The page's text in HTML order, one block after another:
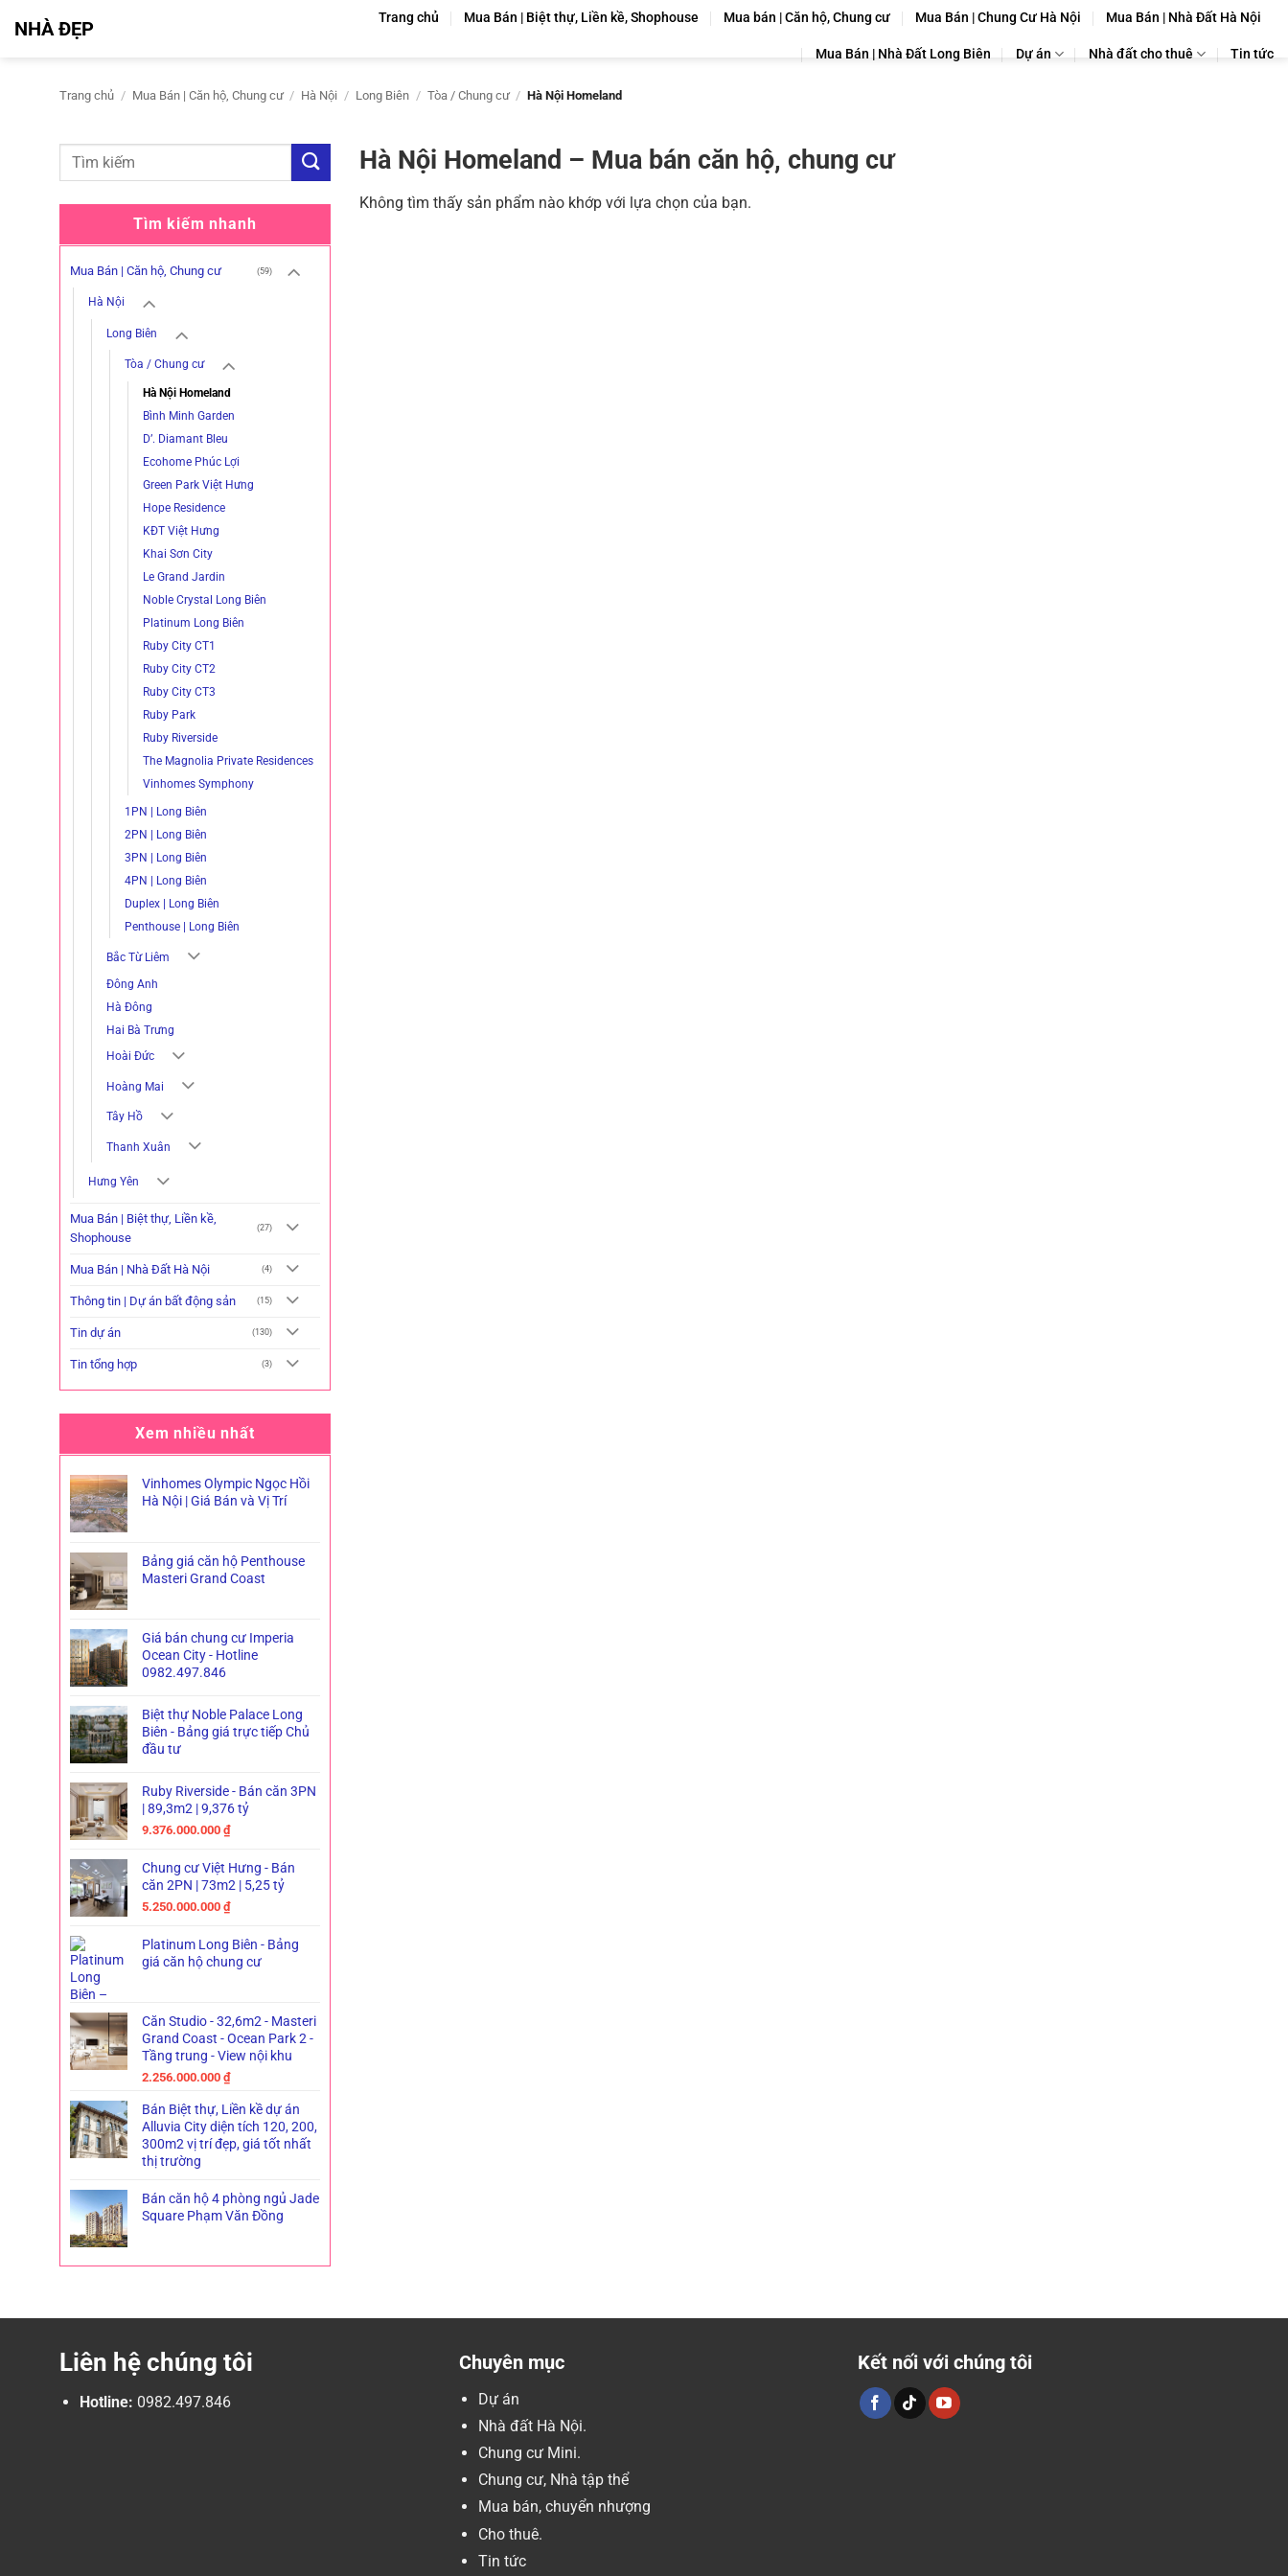
quaNHÀ ĐẸP Trang chủ Mua Bán | Biệt thự, Liền kề, Shophouse Mua bán | Căn hộ, Chung cư Mua Bán | Chung Cư Hà Nội Mua Bán | Nhà Đất Hà Nội
Mua Bán | Nhà Đất Long Biên Dự án Nhà đất cho thuê Tin tức
Trang chủ / Mua Bán | Căn hộ, Chung cư / Hà Nội / Long Biên / Tòa / Chung cư / Hà Nội Homeland
Tìm kiếm nhanh
Mua Bán | Căn hộ, Chung cư (59)
Hà Nội
Long Biên
Tòa / Chung cư
Hà Nội Homeland
Bình Minh Garden
D’. Diamant Bleu
Ecohome Phúc Lợi
Green Park Việt Hưng
Hope Residence
KĐT Việt Hưng
Khai Sơn City
Le Grand Jardin
Noble Crystal Long Biên
Platinum Long Biên
Ruby City CT1
Ruby City CT2
Ruby City CT3
Ruby Park
Ruby Riverside
The Magnolia Private Residences
Vinhomes Symphony
1PN | Long Biên
2PN | Long Biên
3PN | Long Biên
4PN | Long Biên
Duplex | Long Biên
Penthouse | Long Biên
Bắc Từ Liêm
Đông Anh
Hà Đông
Hai Bà Trưng
Hoài Đức
Hoàng Mai
Tây Hồ
Thanh Xuân
Hưng Yên
Mua Bán | Biệt thự, Liền kề,
Shophouse
(27)
Mua Bán | Nhà Đất Hà Nội (4)
Thông tin | Dự án bất động sản (15)
Tin dự án (130)
Tin tổng hợp (3)
Xem nhiều nhất
Vinhomes Olympic Ngọc Hồi
Hà Nội | Giá Bán và Vị Trí
Bảng giá căn hộ Penthouse
Masteri Grand Coast
Giá bán chung cư Imperia
Ocean City - Hotline
0982.497.846
Biệt thự Noble Palace Long
Biên - Bảng giá trực tiếp Chủ
đầu tư
Ruby Riverside - Bán căn 3PN
| 89,3m2 | 9,376 tỷ
9.376.000.000 ₫
Chung cư Việt Hưng - Bán
căn 2PN | 73m2 | 5,25 tỷ
5.250.000.000 ₫
Platinum Long Biên - Bảng
giá căn hộ chung cư
Căn Studio - 32,6m2 - Masteri
Grand Coast - Ocean Park 2 -
Tầng trung - View nội khu
2.256.000.000 ₫
Bán Biệt thự, Liền kề dự án
Alluvia City diện tích 120, 200,
300m2 vị trí đẹp, giá tốt nhất
thị trường
Bán căn hộ 4 phòng ngủ Jade
Square Phạm Văn Đồng
Hà Nội Homeland – Mua bán căn hộ, chung cư
Không tìm thấy sản phẩm nào khớp với lựa chọn của bạn.
Liên hệ chúng tôi
Hotline: 0982.497.846
Chuyên mục
Dự án
Nhà đất Hà Nội.
Chung cư Mini.
Chung cư, Nhà tập thể
Mua bán, chuyển nhượng
Cho thuê.
Tin tức
Kết nối với chúng tôi